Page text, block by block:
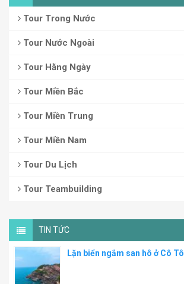
Tour Trong Nước
Tour Nước Ngoài
Tour Hằng Ngày
Tour Miền Bắc
Tour Miền Trung
Tour Miền Nam
Tour Du Lịch
Tour Teambuilding
TIN TỨC
Lặn biển ngắm san hô ở Cô Tô